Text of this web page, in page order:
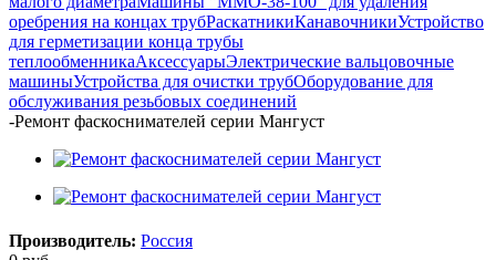
оребрения на концах трубРаскатникиКанавочникиУстройство
для герметизации конца трубы
теплообменникаАксессуарыЭлектрические вальцовочные
машиныУстройства для очистки трубОборудование для
обслуживания резьбовых соединений
-Ремонт фаскоснимателей серии Мангуст
Производитель: Россия